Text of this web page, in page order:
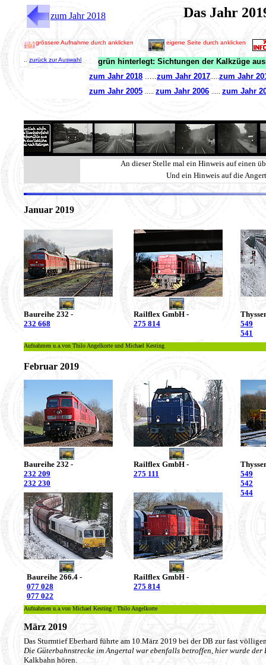
Das Jahr
zum Jahr 2018
grössere Aufnahme durch anklicken eigene Seite durch anklicken
zurück zur Auswahl grün hinterlegt: Sichtungen der Kalkzüge
zum Jahr 2018 .....zum Jahr 2017
zum Jahr
zum Jahr 2005
zum Jahr 2006 zum Jahr
An dieser Stelle mal ein Hinweis auf einen
Und ein Hinweis auf die
Januar 2019
Baureihe 232 -
232 668
Railflex GmbH -
275 814
549
541
Aufnahmen u.a.von Thilo Angelkorte und Michael Kesting
Februar 2019
Baureihe 232 -
232 209
232 230
Railflex GmbH -
275 111
549
542
544
Baureihe 266.4 -
077 028
077 022
Railflex GmbH -
275 814
Aufnahmen u.a.von Michael Kesting / Thilo Angelkorte
März 2019
Das Sturmtief Eberhard führte am 10.März 2019 bei der DB zur fast
Die Güterbahnstrecke im Angertal war ebenfalls betroffen, hier wurde der
Kalkbahn hören.